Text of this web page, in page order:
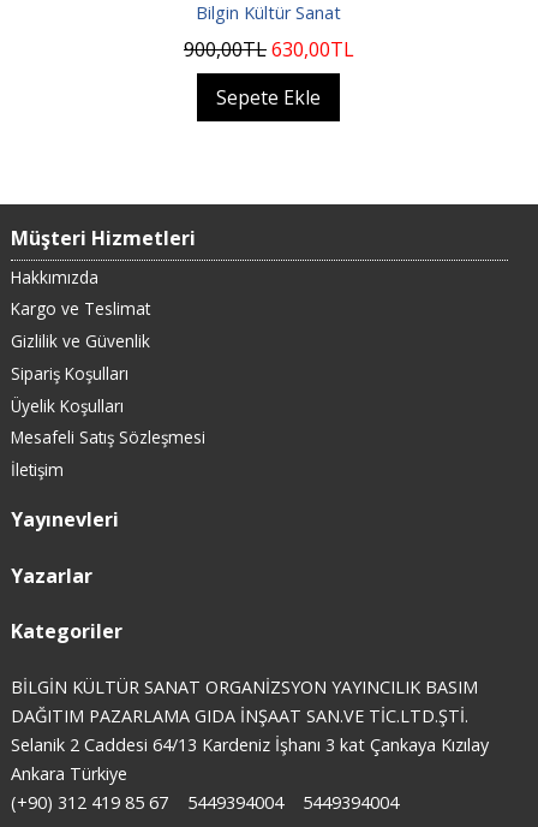
Bilgin Kültür Sanat
900,00TL630,00TL
Sepete Ekle
Müşteri Hizmetleri
Hakkımızda
Kargo ve Teslimat
Gizlilik ve Güvenlik
Sipariş Koşulları
Üyelik Koşulları
Mesafeli Satış Sözleşmesi
İletişim
Yayınevleri
Yazarlar
Kategoriler
BİLGİN KÜLTÜR SANAT ORGANİZSYON YAYINCILIK BASIM
DAĞITIM PAZARLAMA GIDA İNŞAAT SAN.VE TİC.LTD.ŞTİ.
Selanik 2 Caddesi 64/13 Kardeniz İşhanı 3 kat Çankaya Kızılay
Ankara Türkiye
(+90) 312 419 85 67
5449394004 5449394004